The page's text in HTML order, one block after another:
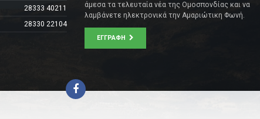
28333 40211
28330 22104
άμεσα τα τελευταία νέα της Ομοσπονδίας και να
λαμβάνετε ηλεκτρονικά την Αμαριώτικη Φωνή.
ΕΓΓΡΑΦΉ